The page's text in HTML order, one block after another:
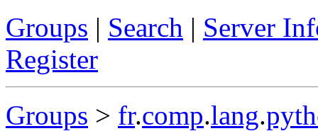
Groups | Search | Server
Register
Groups > fr.comp.lang.